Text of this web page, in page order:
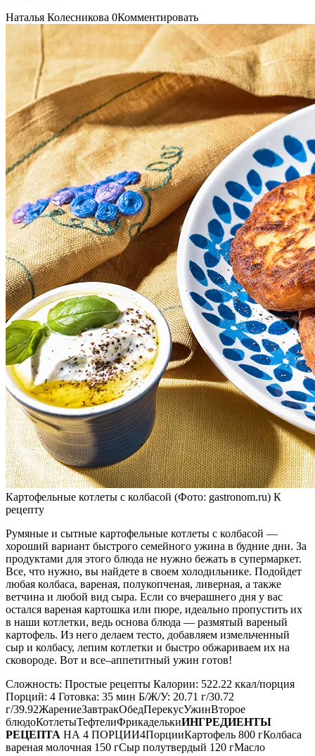
Наталья Колесникова 0Комментировать
Картофельные котлеты с колбасой (Фото: gastronom.ru) К
рецепту
Румяные и сытные картофельные котлеты с колбасой —
хороший вариант быстрого семейного ужина в будние дни. За
продуктами для этого блюда не нужно бежать в супермаркет.
Все, что нужно, вы найдете в своем холодильнике. Подойдет
любая колбаса, вареная, полукопченая, ливерная, а также
ветчина и любой вид сыра. Если со вчерашнего дня у вас
остался вареная картошка или пюре, идеально пропустить их
в наши котлетки, ведь основа блюда — размятый вареный
картофель. Из него делаем тесто, добавляем измельченный
сыр и колбасу, лепим котлетки и быстро обжариваем их на
сковороде. Вот и все‒аппетитный ужин готов!
Сложность: Простые рецепты Калории: 522.22 ккал/порция
Порций: 4 Готовка: 35 мин Б/Ж/У: 20.71 г/30.72
г/39.92ЖарениеЗавтракОбедПерекусУжинВторое
блюдоКотлетыТефтелиФрикаделькиИНГРЕДИЕНТЫ
РЕЦЕПТА НА 4 ПОРЦИИ4ПорцииКартофель 800 гКолбаса
вареная молочная 150 гСыр полутвердый 120 гМасло